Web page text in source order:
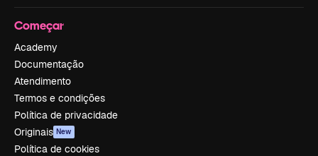
Começar
Academy
Documentação
Atendimento
Termos e condições
Política de privacidade
Originais New
Política de cookies